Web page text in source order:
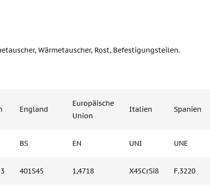
Wärmetauscher, Rost, Befestigungsteilen.
England
Europäische
Union
Italien Spanien
BS EN UNI UNE
401S45 1,4718 X45CrSi8 F.3220